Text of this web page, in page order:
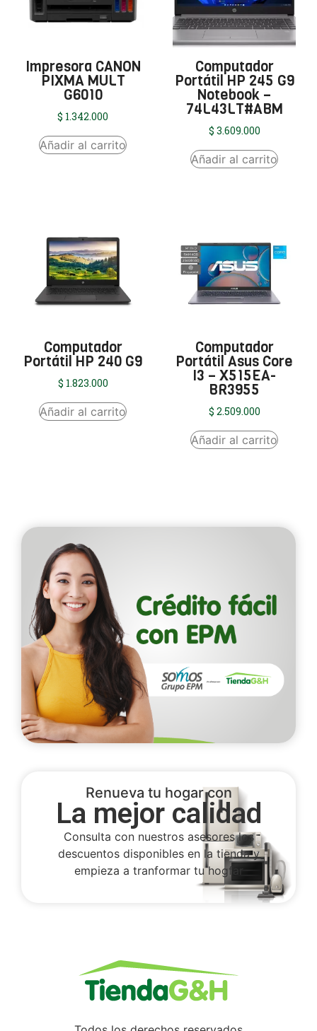
Impresora CANON
PIXMA MULT
G6010
$ 1.342.000
Añadir al carrito
Computador
Portátil HP 245 G9
Notebook –
74L43LT#ABM
$ 3.609.000
Añadir al carrito
Computador
Portátil HP 240 G9
$ 1.823.000
Añadir al carrito
Computador
Portátil Asus Core
I3 – X515EA-
BR3955
$ 2.509.000
Añadir al carrito
Renueva tu hogar con
La mejor calidad
Consulta con nuestros asesores los
descuentos disponibles en la tienda y
empieza a tranformar tu hogfar